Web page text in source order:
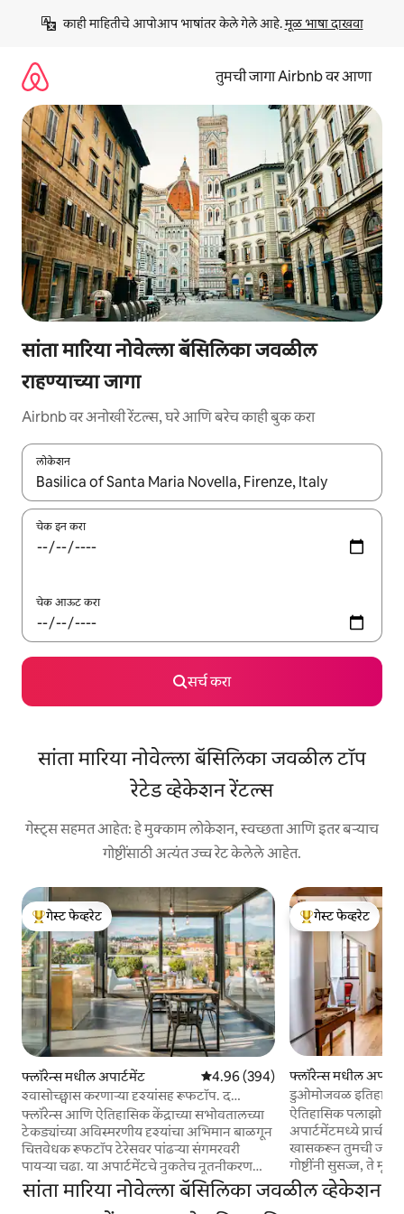
काही माहितीचे आपोआप भाषांतर केले गेले आहे. मूळ भाषा दाखवा
तुमची जागा Airbnb वर आणा
सांता मारिया नोवेल्ला बॅसिलिका जवळील
राहण्याच्या जागा
Airbnb वर अनोखी रेंटल्स, घरे आणि बरेच काही बुक करा
लोकेशन
जेव्हा परिणाम उपलब्ध असतील, तेव्हा वरच्या आणि खाली बाणांच्या किजसह
चेक इन करा
चेक आऊट करा
सर्च करा
सांता मारिया नोवेल्ला बॅसिलिका जवळील टॉप
रेटेड व्हेकेशन रेंटल्स
गेस्ट्स सहमत आहेत: हे मुक्काम लोकेशन, स्वच्छता आणि इतर बऱ्याच
गोष्टींसाठी अत्यंत उच्च रेट केलेले आहेत.
टॉप गेस्ट फेव्हरेट
गेस्ट फेव्हरेट
फ्लॉरेन्स मधील अपार्टमेंट 5 पैकी 4.96 सरासरी रेटिंग, 394 रिव्ह्यूज
4.96 (394)
श्वासोच्छ्वास करणाऱ्या दृश्यांसह रूफटॉप. द
डुओमोसाठी शॉर्ट वॉक.
फ्लॉरेन्स आणि ऐतिहासिक केंद्राच्या सभोवतालच्या
टेकड्यांच्या अविस्मरणीय दृश्यांचा अभिमान बाळगून
चित्तवेधक रूफटॉप टेरेसवर पांढऱ्या संगमरवरी
पायऱ्या चढा. या अपार्टमेंटचे नुकतेच नूतनीकरण
केले गेले आहे, जे वेगवेगळ्या प्रकारच्या आर्किटेक्चर
आणि डिझाइनचे मिश्रण करते. फ्लॅटमध्ये तुमच्या
टॉप गेस्ट फेव्हरेट
गेस्ट फेव्हरेट
फ्लॉरेन्स मधील
डुओमोजवळ इतिहास
अपार्टमेंट
ऐतिहासिक पलाझो
अपार्टमेंटमध्ये
खासकरून तुमची जागा
गोष्टींनी सुसज्ज, ते
फ्लेअरसह सजावट
मोहित करते.
सांता मारिया नोवेल्ला बॅसिलिका जवळील व्हेकेशन